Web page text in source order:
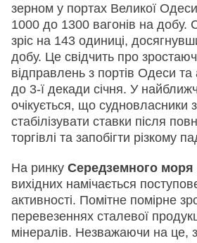
зерном у портах Великої
1000 до 1300 вагонів на добу.
зріс на 143 одиниці,
добу. Це свідчить про
відправлень з портів Одеси та
до 3-ї декади січня. У
очікується, що судновласники
стабілізувати ставки після
торгівлі та запобігти різкому
На ринку Середземного моря
вихідних намічається
активності. Помітне помірне
перевезеннях сталевої
мінералів. Незважаючи на це,